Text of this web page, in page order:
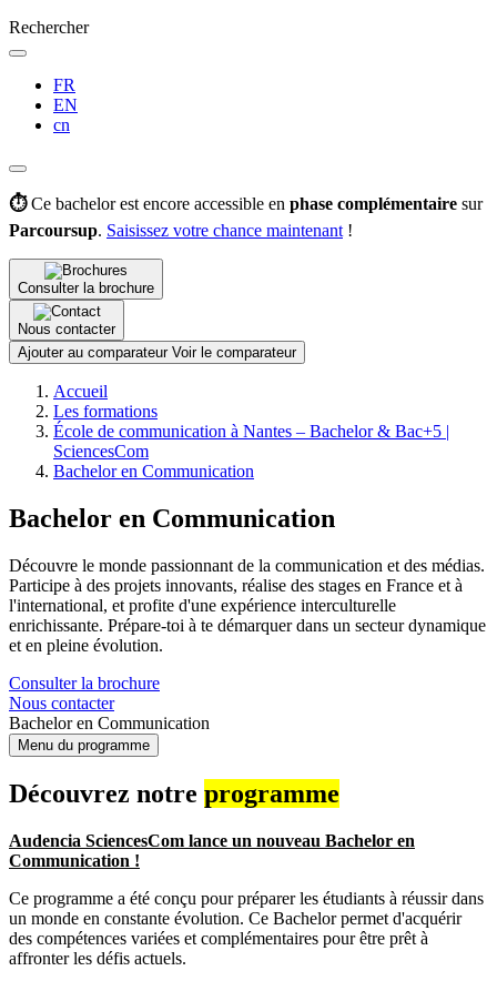
Rechercher
FR
EN
cn
⏱️Ce bachelor est encore accessible en phase complémentaire sur
Parcoursup. Saisissez votre chance maintenant !
Consulter la brochure
Nous contacter
Ajouter au comparateur Voir le comparateur
d'Ariane
Accueil
Les formations
École de communication à Nantes – Bachelor & Bac+5 |
SciencesCom
Bachelor en Communication
Bachelor en Communication
Découvre le monde passionnant de la communication et des médias.
Participe à des projets innovants, réalise des stages en France et à
l'international, et profite d'une expérience interculturelle
enrichissante. Prépare-toi à te démarquer dans un secteur dynamique
et en pleine évolution.
Consulter la brochure
Nous contacter
Bachelor en Communication
Menu du programme
Découvrez notre programme
Audencia SciencesCom lance un nouveau Bachelor en
Communication !
Ce programme a été conçu pour préparer les étudiants à réussir dans
un monde en constante évolution. Ce Bachelor permet d'acquérir
des compétences variées et complémentaires pour être prêt à
affronter les défis actuels.